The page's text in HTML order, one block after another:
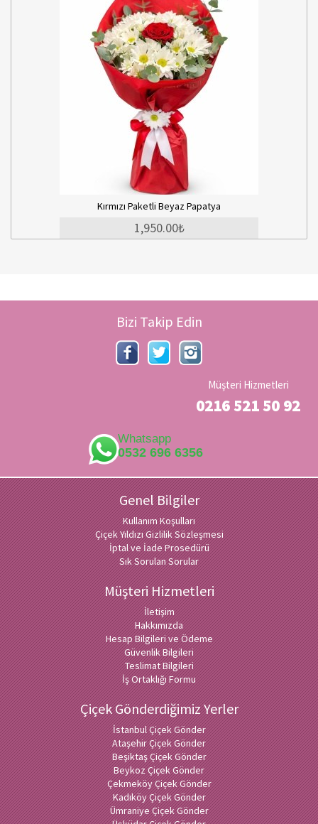
Kırmızı Paketli Beyaz Papatya
1,950.00₺
Bizi Takip Edin
Müşteri Hizmetleri
0216 521 50 92
Whatsapp
0532 696 6356
Genel Bilgiler
Kullanım Koşulları
Çiçek Yıldızı Gizlilik Sözleşmesi
İptal ve İade Prosedürü
Sık Sorulan Sorular
Müşteri Hizmetleri
İletişim
Hakkımızda
Hesap Bilgileri ve Ödeme
Güvenlik Bilgileri
Teslimat Bilgileri
İş Ortaklığı Formu
Çiçek Gönderdiğimiz Yerler
İstanbul Çiçek Gönder
Ataşehir Çiçek Gönder
Beşiktaş Çiçek Gönder
Beykoz Çiçek Gönder
Çekmeköy Çiçek Gönder
Kadıköy Çiçek Gönder
Ümraniye Çiçek Gönder